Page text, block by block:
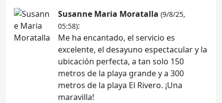
Susanne Maria Moratalla (9/8/25,
05:58):
Me ha encantado, el servicio es
excelente, el desayuno espectacular y la
ubicación perfecta, a tan solo 150
metros de la playa grande y a 300
metros de la playa El Rivero. ¡Una
maravilla!